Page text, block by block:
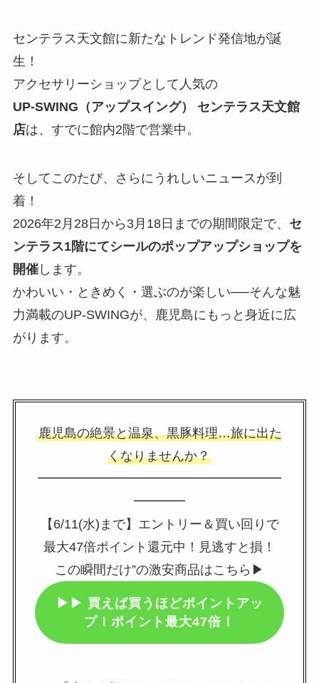
センテラス天文館に新たなトレンド発信地が誕
生！
アクセサリーショップとして人気の
UP‑SWING（アップスイング） センテラス天文館
店は、すでに館内2階で営業中。
そしてこのたび、さらにうれしいニュースが到
着！
2026年2月28日から3月18日までの期間限定で、 セ
ンテラス1階にてシールのポップアップショップを
開催します。
かわいい・ときめく・選ぶのが楽しい──そんな魅
力満載のUP‑SWINGが、鹿児島にもっと身近に広
がります。
鹿児島の絶景と温泉、黒豚料理…旅に出た
くなりませんか？
━━━━━━━━━━━━━━━━━━━
━━━━
【6/11(水)まで】エントリー＆買い回りで
最大47倍ポイント還元中！見逃すと損！
この瞬間だけ”の激安商品はこちら▶
▶▶ 買えば買うほどポイントアッ
プ！ポイント最大47倍！